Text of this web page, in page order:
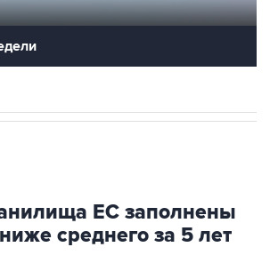
ЕС заполнены
среднего за 5 лет